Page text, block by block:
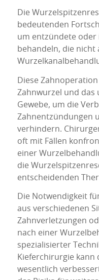
Die
bedeutenden
um entzündete oder
behandeln, die nicht
Diese
Zahnwurzel und das
Gewebe, um die
Zahnentzündungen
verhindern.
oft mit Fällen
einer
die
entscheidenden
Die Notwendigkeit
aus verschiedenen
Zahnverletzungen
nach einer
spezialisierter
Kieferchirurgie kann
wesentlich